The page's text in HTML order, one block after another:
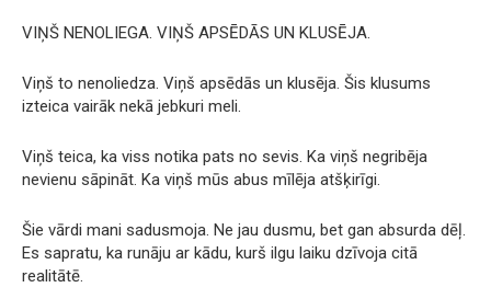
VIŅŠ NENOLIEGA. VIŅŠ APSĒDĀS UN KLUSĒJA.
Viņš to nenoliedza. Viņš apsēdās un klusēja. Šis klusums
izteica vairāk nekā jebkuri meli.
Viņš teica, ka viss notika pats no sevis. Ka viņš negribēja
nevienu sāpināt. Ka viņš mūs abus mīlēja atšķirīgi.
Šie vārdi mani sadusmoja. Ne jau dusmu, bet gan absurda dēļ.
Es sapratu, ka runāju ar kādu, kurš ilgu laiku dzīvoja citā
realitātē.